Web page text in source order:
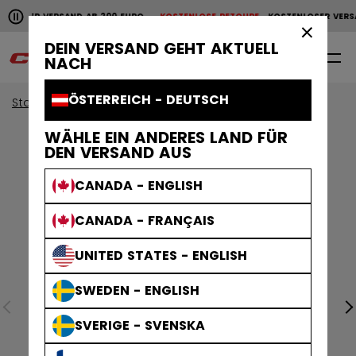
DEIN VERSAND GEHT AKTUELL
NACH
ÖSTERREICH - DEUTSCH
WÄHLE EIN ANDERES LAND FÜR
DEN VERSAND AUS
CANADA - ENGLISH
CANADA - FRANÇAIS
UNITED STATES - ENGLISH
SWEDEN - ENGLISH
SVERIGE - SVENSKA
Horizontale Bildlaufanimation anhalten.
VERSAND AB 200 EUROKOSTENLOSE RETOURE KOSTENLOSER
KOSTENLOSER VERSAND AB 200 EURO KOSTENLOSE
0
Start Zubehör Eishockey Taschen